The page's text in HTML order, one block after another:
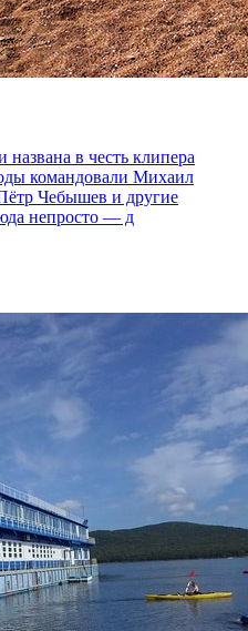
названа в честь клипера
командовали Михаил
Чебышев и другие
непросто — д